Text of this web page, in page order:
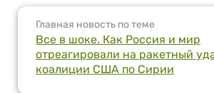
Главная новость по теме
Все в шоке. Как Россия и мир
отреагировали на ракетный
коалиции США по Сирии